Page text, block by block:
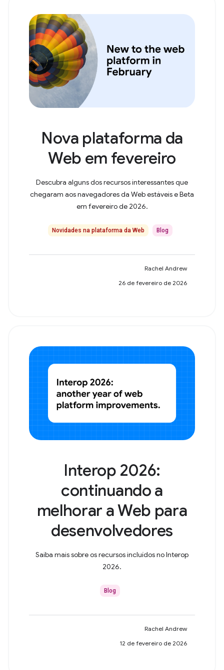
Nova plataforma da
Web em fevereiro
Descubra alguns dos recursos interessantes que
chegaram aos navegadores da Web estáveis e Beta
em fevereiro de 2026.
Novidades na plataforma da Web Blog
Rachel Andrew
26 de fevereiro de 2026
Interop 2026:
continuando a
melhorar a Web para
desenvolvedores
Saiba mais sobre os recursos incluídos no Interop
2026.
Blog
Rachel Andrew
12 de fevereiro de 2026